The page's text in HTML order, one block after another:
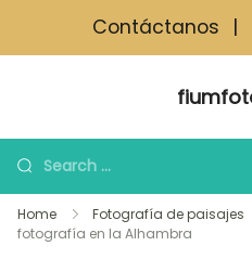
Contáctanos |
Search
for:
Home Fotografía de paisajes
fotografía en la Alhambra